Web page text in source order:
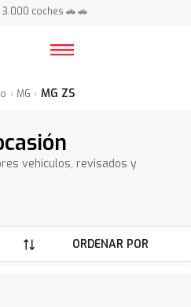
3.000 coches 🚗 🚗
MG MG ZS
vehículos, revisados y
ORDENAR POR